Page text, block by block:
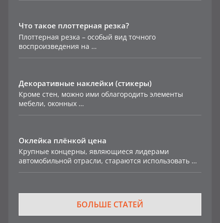
Что такое плоттерная резка?
Плоттерная резка – особый вид точного
воспроизведения на …
Декоративные наклейки (стикеры)
Кроме стен, можно ими облагородить элементы
мебели, оконных …
Оклейка плёнкой цена
Крупные концерны, являющиеся лидерами
автомобильной отрасли, стараются использовать …
БОЛЬШЕ СТАТЕЙ